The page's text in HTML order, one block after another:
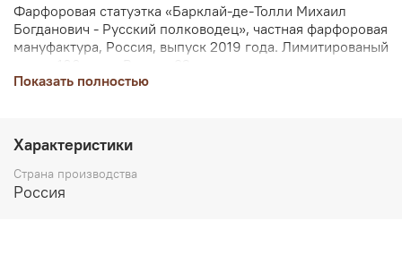
Фарфоровая статуэтка «Барклай-де-Толли Михаил
Богданович - Русский полководец», частная фарфоровая
мануфактура, Россия, выпуск 2019 года. Лимитированый
исполнял обязанности Главнокомандующего Русской
армией в начале Отечественной войны 1812 года,
Показать полностью
Характеристики
Страна производства
Россия